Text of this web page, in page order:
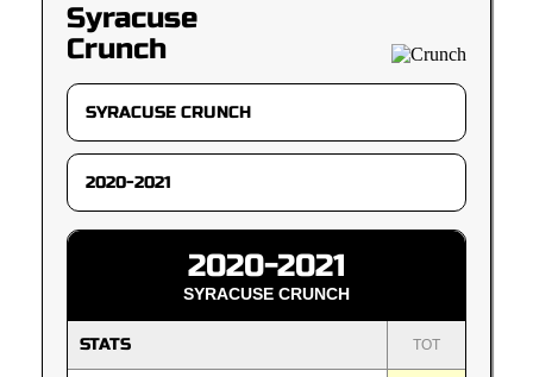
Syracuse
Crunch
2020-2021
SYRACUSE CRUNCH
STATS TOT